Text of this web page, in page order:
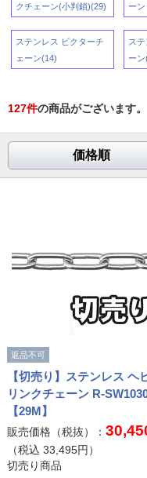
クチェーン(小判鎖)(29)
ー
ステンレス ビクターチ
ェーン(14)
ス
ー
127件の商品がございます。
価格順
返品不可
【切売り】ステンレス ヘ
リンクチェーン R-
【29M】
販売価格（税抜）：
（税込 33,495円）
切売り商品